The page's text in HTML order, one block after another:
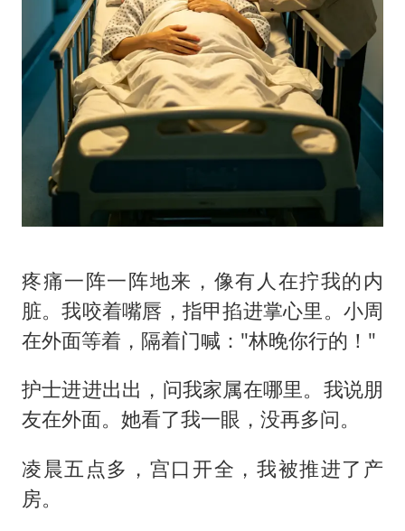
疼痛一阵一阵地来，像有人在拧我的内
脏。我咬着嘴唇，指甲掐进掌心里。小周
在外面等着，隔着门喊："林晚你行的！"
护士进进出出，问我家属在哪里。我说朋
友在外面。她看了我一眼，没再多问。
凌晨五点多，宫口开全，我被推进了产
房。